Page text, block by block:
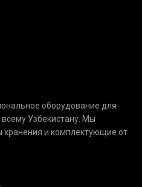
оборудование для
Узбекистану. Мы
хранения и комплектующие от
с нами